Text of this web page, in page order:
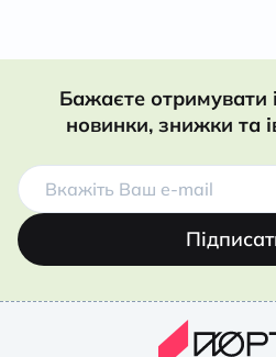
Бажаєте отримувати
новинки, знижки та